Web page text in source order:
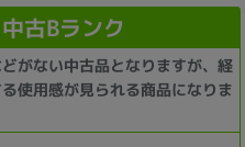
中古Bランク
がない中古品となりますが、経
使用感が見られる商品になりま